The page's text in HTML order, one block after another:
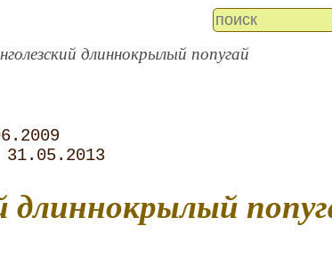
длиннокрылый попугай
31.05.2013
длиннокрылый